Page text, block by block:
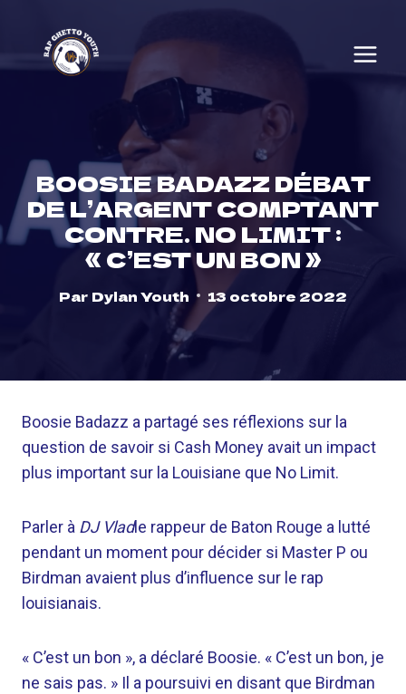
content
BOOSIE BADAZZ DÉBAT
DE L’ARGENT COMPTANT
CONTRE. NO LIMIT :
« C’EST UN BON »
Par Dylan Youth 13 octobre 2022
Boosie Badazz a partagé ses réflexions sur la
question de savoir si Cash Money avait un impact
plus important sur la Louisiane que No Limit.
Parler à DJ Vladle rappeur de Baton Rouge a lutté
pendant un moment pour décider si Master P ou
Birdman avaient plus d’influence sur le rap
louisianais.
« C’est un bon », a déclaré Boosie. « C’est un bon, je
ne sais pas. » Il a poursuivi en disant que Birdman